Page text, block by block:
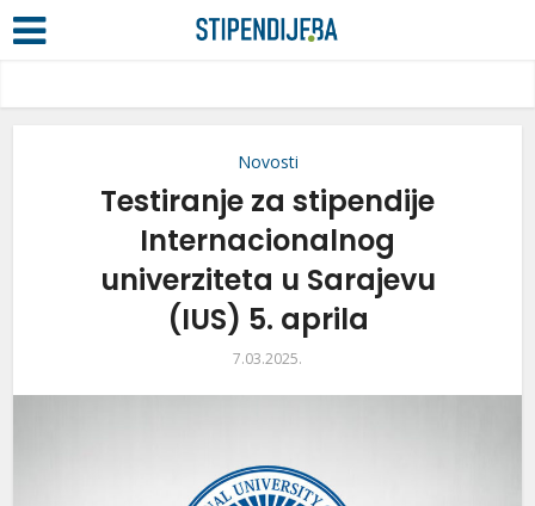
Novosti
Testiranje za stipendije
Internacionalnog
univerziteta u Sarajevu
(IUS) 5. aprila
7.03.2025.